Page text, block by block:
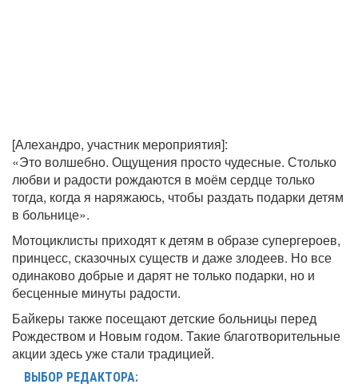
[Алехандро, участник мероприятия]:
«Это волшебно. Ощущения просто чудесные. Столько
любви и радости рождаются в моём сердце только
тогда, когда я наряжаюсь, чтобы раздать подарки детям
в больнице».
Мотоциклисты приходят к детям в образе супергероев,
принцесс, сказочных существ и даже злодеев. Но все
одинаково добрые и дарят не только подарки, но и
бесценные минуты радости.
Байкеры также посещают детские больницы перед
Рождеством и Новым годом. Такие благотворительные
акции здесь уже стали традицией.
ВЫБОР РЕДАКТОРА: